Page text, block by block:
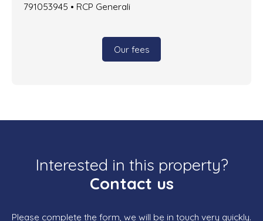
791053945 • RCP Generali
Our fees
Interested in this property?
Contact us
Please complete the form, we will be in touch very quickly.